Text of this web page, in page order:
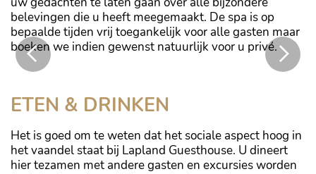
belevingen die u heeft meegemaakt. De spa is op
bepaalde tijden vrij toegankelijk voor alle gasten maar
boeken we indien gewenst natuurlijk voor u privé.
Noorderlicht bij het guesthouse
ETEN & DRINKEN
Het is goed om te weten dat het sociale aspect hoog in
het vaandel staat bij Lapland Guesthouse. U dineert
hier tezamen met andere gasten en excursies worden